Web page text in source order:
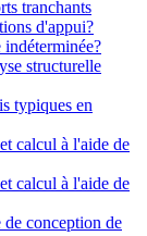
tranchants
d'appui?
structurelle
typiques en
calcul à l'aide de
calcul à l'aide de
conception de